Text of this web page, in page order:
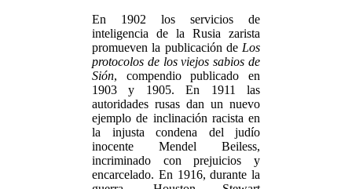
En 1902 los servicios de
inteligencia de la Rusia zarista
promueven la publicación de Los
protocolos de los viejos sabios de
Sión, compendio publicado en
1903 y 1905. En 1911 las
autoridades rusas dan un nuevo
ejemplo de inclinación racista en
la injusta condena del judío
inocente Mendel Beiless,
incriminado con prejuicios y
encarcelado. En 1916, durante la